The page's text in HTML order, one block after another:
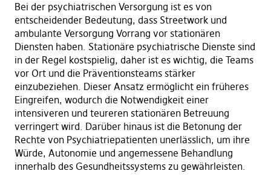
Bei der psychiatrischen Versorgung ist es von
entscheidender Bedeutung, dass Streetwork und
ambulante Versorgung Vorrang vor stationären
Diensten haben. Stationäre psychiatrische Dienste sind
in der Regel kostspielig, daher ist es wichtig, die Teams
vor Ort und die Präventionsteams stärker
einzubeziehen. Dieser Ansatz ermöglicht ein früheres
Eingreifen, wodurch die Notwendigkeit einer
intensiveren und teureren stationären Betreuung
verringert wird. Darüber hinaus ist die Betonung der
Rechte von Psychiatriepatienten unerlässlich, um ihre
Würde, Autonomie und angemessene Behandlung
innerhalb des Gesundheitssystems zu gewährleisten.